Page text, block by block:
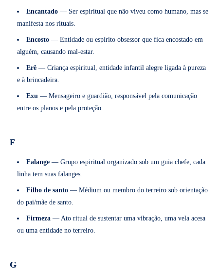
Encantado — Ser espiritual que não viveu como humano, mas se
manifesta nos rituais.
Encosto — Entidade ou espírito obsessor que fica encostado em
alguém, causando mal-estar.
Erê — Criança espiritual, entidade infantil alegre ligada à pureza
e à brincadeira.
Exu — Mensageiro e guardião, responsável pela comunicação
entre os planos e pela proteção.
F
Falange — Grupo espiritual organizado sob um guia chefe; cada
linha tem suas falanges.
Filho de santo — Médium ou membro do terreiro sob orientação
do pai/mãe de santo.
Firmeza — Ato ritual de sustentar uma vibração, uma vela acesa
ou uma entidade no terreiro.
G